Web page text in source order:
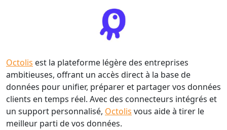
Octolis est la plateforme légère des entreprises
ambitieuses, offrant un accès direct à la base de
données pour unifier, préparer et partager vos données
clients en temps réel. Avec des connecteurs intégrés et
un support personnalisé, Octolis vous aide à tirer le
meilleur parti de vos données.